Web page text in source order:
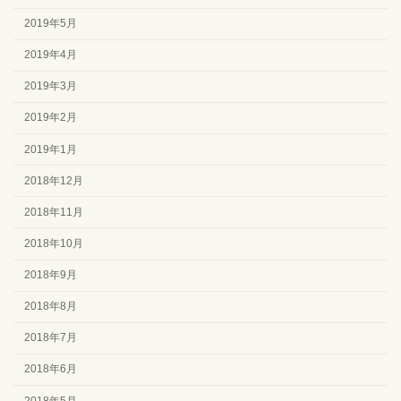
2019年5月
2019年4月
2019年3月
2019年2月
2019年1月
2018年12月
2018年11月
2018年10月
2018年9月
2018年8月
2018年7月
2018年6月